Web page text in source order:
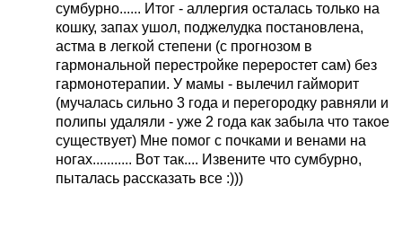
сумбурно...... Итог - аллергия осталась только на
кошку, запах ушол, поджелудка постановлена,
астма в легкой степени (с прогнозом в
гармональной перестройке переростет сам) без
гармонотерапии. У мамы - вылечил гайморит
(мучалась сильно 3 года и перегородку равняли и
полипы удаляли - уже 2 года как забыла что такое
существует) Мне помог с почками и венами на
ногах........... Вот так.... Извените что сумбурно,
пыталась рассказать все :)))